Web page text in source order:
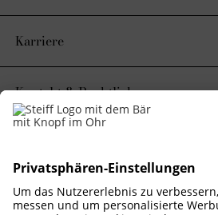
Karriere
Kontakt & Rechtliches